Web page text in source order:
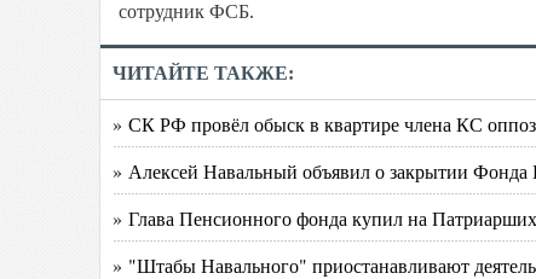
сотрудник ФСБ.
ЧИТАЙТЕ ТАКЖЕ:
» СК РФ провёл обыск в квартире члена КС
» Алексей Навальный объявил о закрытии Фонда
» Глава Пенсионного фонда купил на
» "Штабы Навального" приостанавливают